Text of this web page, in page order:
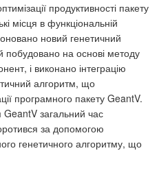
продуктивності пакету
місця в функціональній
новий генетичний
на основі методу
і виконано інтеграцію
алгоритм, що
програмного пакету GeantV.
загальний час
за допомогою
генетичного алгоритму, що